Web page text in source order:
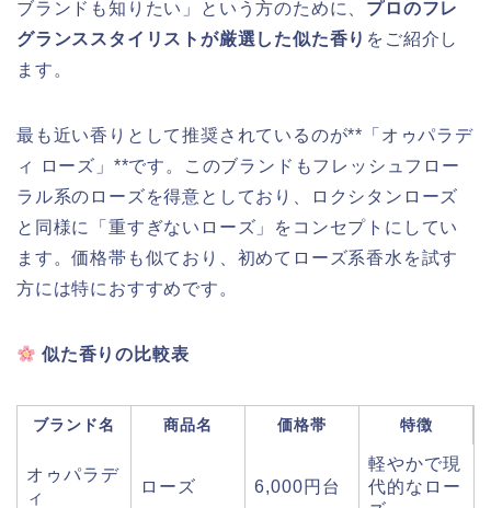
ブランドも知りたい」という方のために、 プロのフレ
グランススタイリストが厳選した似た香り をご紹介し
ます。
最も近い香りとして推奨されているのが**「オゥパラデ
ィ ローズ」**です。このブランドもフレッシュフロー
ラル系のローズを得意としており、ロクシタンローズ
と同様に「重すぎないローズ」をコンセプトにしてい
ます。価格帯も似ており、初めてローズ系香水を試す
方には特におすすめです。
似た香りの比較表
ブランド名 商品名 価格帯 特徴
オゥパラデ
ィ
ローズ 6,000円台
軽やかで現
代的なロー